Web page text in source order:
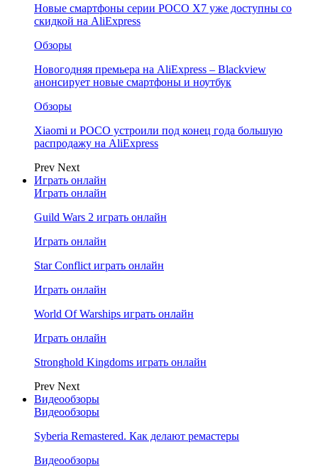
Новые смартфоны серии POCO X7 уже доступны со
скидкой на AliExpress
Обзоры
Новогодняя премьера на AliExpress – Blackview
анонсирует новые смартфоны и ноутбук
Обзоры
Xiaomi и POCO устроили под конец года большую
распродажу на AliExpress
Prev Next
Играть онлайн
Играть онлайн
Guild Wars 2 играть онлайн
Играть онлайн
Star Conflict играть онлайн
Играть онлайн
World Of Warships играть онлайн
Играть онлайн
Stronghold Kingdoms играть онлайн
Prev Next
Видеообзоры
Видеообзоры
Syberia Remastered. Как делают ремастеры
Видеообзоры